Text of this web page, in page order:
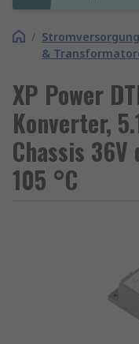
/
&
XP Power
Konverter,
Chassis
105 °C